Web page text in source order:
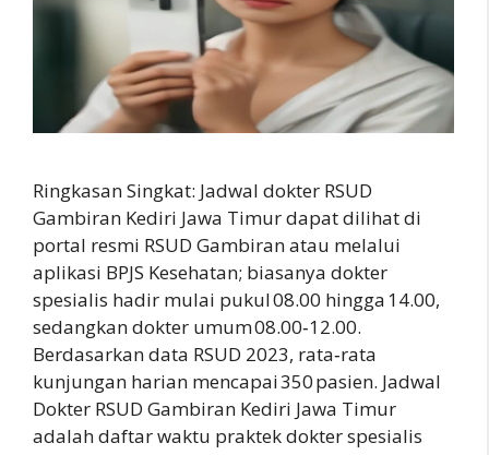
Ringkasan Singkat: Jadwal dokter RSUD
Gambiran Kediri Jawa Timur dapat dilihat di
portal resmi RSUD Gambiran atau melalui
aplikasi BPJS Kesehatan; biasanya dokter
spesialis hadir mulai pukul 08.00 hingga 14.00,
sedangkan dokter umum 08.00‑12.00.
Berdasarkan data RSUD 2023, rata‑rata
kunjungan harian mencapai 350 pasien. Jadwal
Dokter RSUD Gambiran Kediri Jawa Timur
adalah daftar waktu praktek dokter spesialis